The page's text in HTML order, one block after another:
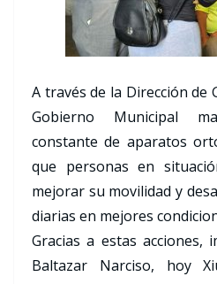
A través de la Dirección de
Gobierno Municipal
constante de aparatos
que personas en
mejorar su movilidad y
diarias en mejores
Gracias a estas acciones,
Baltazar Narciso, hoy